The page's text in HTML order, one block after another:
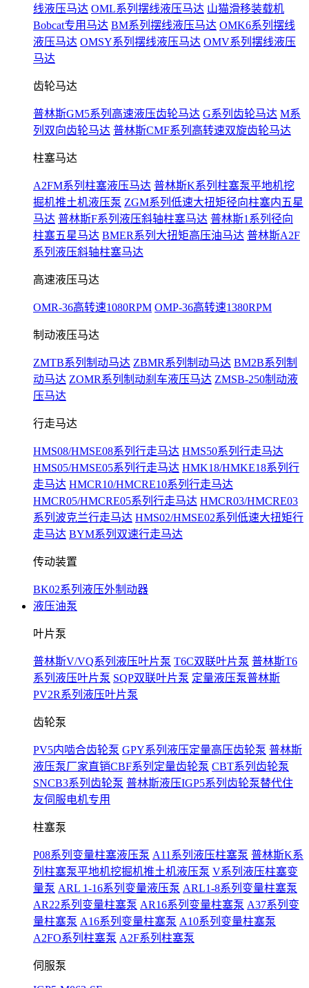
线液压马达 OML系列摆线液压马达 山猫滑移装载机
Bobcat专用马达 BM系列摆线液压马达 OMK6系列摆线
液压马达 OMSY系列摆线液压马达 OMV系列摆线液压
马达
齿轮马达
普林斯GM5系列高速液压齿轮马达 G系列齿轮马达 M系
列双向齿轮马达 普林斯CMF系列高转速双旋齿轮马达
柱塞马达
A2FM系列柱塞液压马达 普林斯K系列柱塞泵平地机挖
掘机推土机液压泵 ZGM系列低速大扭矩径向柱塞内五星
马达 普林斯F系列液压斜轴柱塞马达 普林斯1系列径向
柱塞五星马达 BMER系列大扭矩高压油马达 普林斯A2F
系列液压斜轴柱塞马达
高速液压马达
OMR-36高转速1080RPM OMP-36高转速1380RPM
制动液压马达
ZMTB系列制动马达 ZBMR系列制动马达 BM2B系列制
动马达 ZOMR系列制动刹车液压马达 ZMSB-250制动液
压马达
行走马达
HMS08/HMSE08系列行走马达 HMS50系列行走马达
HMS05/HMSE05系列行走马达 HMK18/HMKE18系列行
走马达 HMCR10/HMCRE10系列行走马达
HMCR05/HMCRE05系列行走马达 HMCR03/HMCRE03
系列波克兰行走马达 HMS02/HMSE02系列低速大扭矩行
走马达 BYM系列双速行走马达
传动装置
BK02系列液压外制动器
液压油泵
叶片泵
普林斯V/VQ系列液压叶片泵 T6C双联叶片泵 普林斯T6
系列液压叶片泵 SQP双联叶片泵 定量液压泵普林斯
PV2R系列液压叶片泵
齿轮泵
PV5内啮合齿轮泵 GPY系列液压定量高压齿轮泵 普林斯
液压泵厂家直销CBF系列定量齿轮泵 CBT系列齿轮泵
SNCB3系列齿轮泵 普林斯液压IGP5系列齿轮泵替代住
友伺服电机专用
柱塞泵
P08系列变量柱塞液压泵 A11系列液压柱塞泵 普林斯K系
列柱塞泵平地机挖掘机推土机液压泵 V系列液压柱塞变
量泵 ARL 1-16系列变量液压泵 ARL1-8系列变量柱塞泵
AR22系列变量柱塞泵 AR16系列变量柱塞泵 A37系列变
量柱塞泵 A16系列变量柱塞泵 A10系列变量柱塞泵
A2FO系列柱塞泵 A2F系列柱塞泵
伺服泵